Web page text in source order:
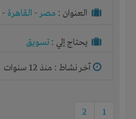
العنوان : مصر- القاهرة -
يحتاج إلي : تسويق
آخر نشاط : منذ 12 سنوات
1
2